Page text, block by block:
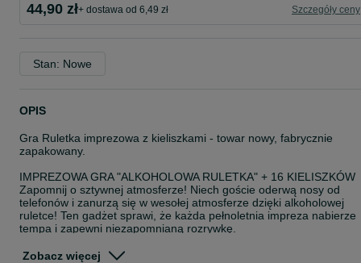
44,90 zł+ dostawa od 6,49 zł Szczegóły ceny
Stan: Nowe
OPIS
Gra Ruletka imprezowa z kieliszkami - towar nowy, fabrycznie
zapakowany.
IMPREZOWA GRA "ALKOHOLOWA RULETKA" + 16 KIELISZKÓW
Zapomnij o sztywnej atmosferze! Niech goście oderwą nosy od
telefonów i zanurzą się w wesołej atmosferze dzięki alkoholowej
ruletce! Ten gadżet sprawi, że każda pełnoletnia impreza nabierze
tempa i zapewni niezapomnianą rozrywkę.
Proste zasady
Zobacz więcej